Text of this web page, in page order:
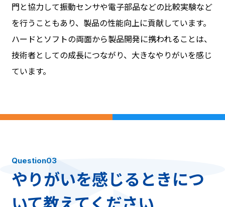
門と協力して振動センサや電子部品などの比較実験など
を行うこともあり、製品の性能向上に貢献しています。
ハードとソフトの両面から製品開発に携われることは、
技術者としての成長につながり、大きなやりがいを感じ
ています。
Question03
やりがいを感じるときにつ